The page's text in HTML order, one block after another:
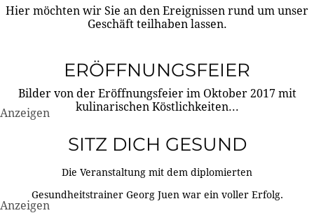
Hier möchten wir Sie an den Ereignissen rund um unser
Geschäft teilhaben lassen.
ERÖFFNUNGSFEIER
Bilder von der Eröffnungsfeier im Oktober 2017 mit
kulinarischen Köstlichkeiten...
Anzeigen
SITZ DICH GESUND
Die Veranstaltung mit dem diplomierten
Gesundheitstrainer Georg Juen war ein voller Erfolg.
Anzeigen